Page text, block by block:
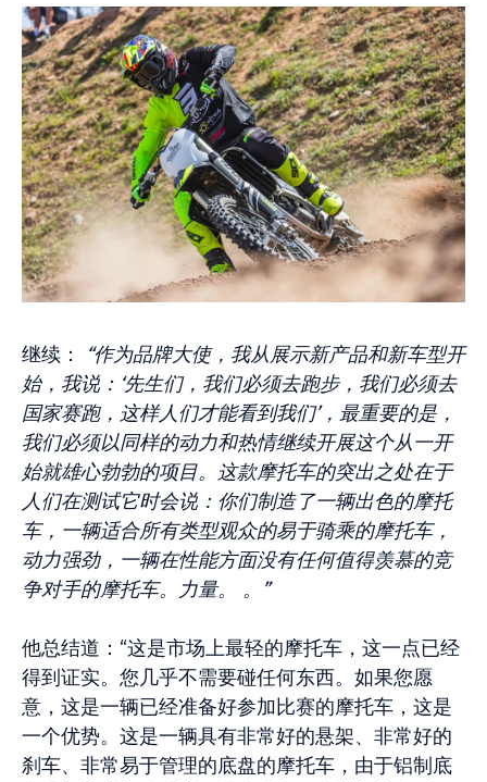
继续：
“作为品牌大使，我从展示新产品和新车型开
始，我说：‘先生们，我们必须去跑步，我们必须去
国家赛跑，这样人们才能看到我们’，最重要的是，
我们必须以同样的动力和热情继续开展这个从一开
始就雄心勃勃的项目。这款摩托车的突出之处在于
人们在测试它时会说：你们制造了一辆出色的摩托
车，一辆适合所有类型观众的易于骑乘的摩托车，
动力强劲，一辆在性能方面没有任何值得羡慕的竞
争对手的摩托车。力量。 。”
他总结道：“这是市场上最轻的摩托车，这一点已经
得到证实。您几乎不需要碰任何东西。如果您愿
意，这是一辆已经准备好参加比赛的摩托车，这是
一个优势。这是一辆具有非常好的悬架、非常好的
刹车、非常易于管理的底盘的摩托车，由于铝制底